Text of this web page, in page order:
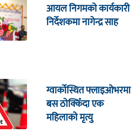
आयल निगमको कार्यकारी
निर्देशकमा नागेन्द्र साह
ग्वार्कोस्थित फ्लाइओभरमा
बस ठोक्किँदा एक
महिलाको मृत्यु